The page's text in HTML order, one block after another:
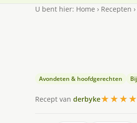
U bent hier: Home › Recepten ›
Avondeten & hoofdgerechten
Recept van derbyke